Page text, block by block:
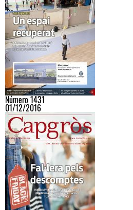
Número 1431
01/12/2016